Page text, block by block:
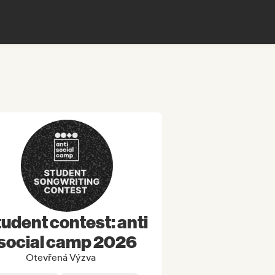
contest: anti
camp 2026
Otevřená Výzva